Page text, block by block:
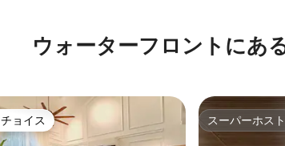
ウォーターフロントにあ
ョイス
ョイス スーパーホスト
スーパーホスト